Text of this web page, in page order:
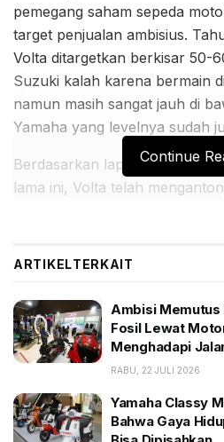
pemegang saham sepeda
target penjualan ambisius.
Volta ditargetkan berkisar 50-
Suzuki kalah karena bermain
namun masih sangat jauh di
Yamaha yang levelnya sudah
Berdasarkan laporan riset
lama ini, Volta telah
telah dipasok, sedangkan
paket.
BACA JUGA:
Ambisi Memutus
Motor Listrik Lokal
Yamaha Classy Modifest
Continue
ARTIKELTERKAIT
Ambisi Memutus
Fosil Lewat
Menghadapi
RABU, 22 JULI 2026
Yamaha Classy
Bahwa Gaya